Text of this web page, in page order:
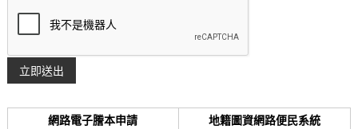
網路電子謄本申請
地籍圖資網路便民系統